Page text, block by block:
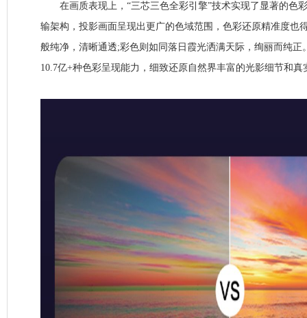
在画质表现上，“三芯三色全彩引擎”技术实现了显著的色
输架构，投影画面呈现出更广的色域范围，色彩还原精准度也
般纯净，清晰通透;彩色则如同落日霞光洒满天际，绚丽而纯正
10.7亿+种色彩呈现能力，细致还原自然界丰富的光影细节和真